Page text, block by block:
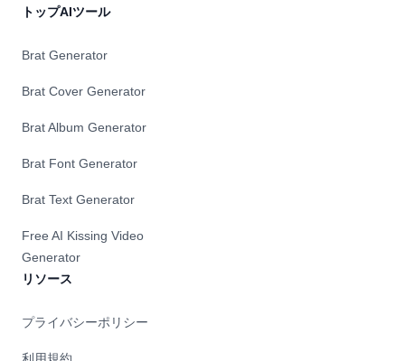
トップAIツール
Brat Generator
Brat Cover Generator
Brat Album Generator
Brat Font Generator
Brat Text Generator
Free AI Kissing Video
Generator
リソース
プライバシーポリシー